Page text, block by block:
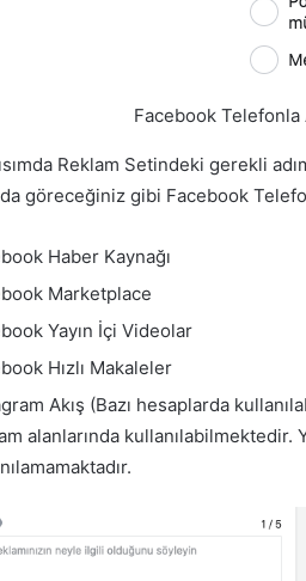
Facebook Telefonla
Reklam Setindeki gerekli
da göreceğiniz gibi Facebook
Haber Kaynağı
Marketplace
Yayın İçi Videolar
Hızlı Makaleler
Akış (Bazı hesaplarda
alanlarında kullanılabilmektedir.